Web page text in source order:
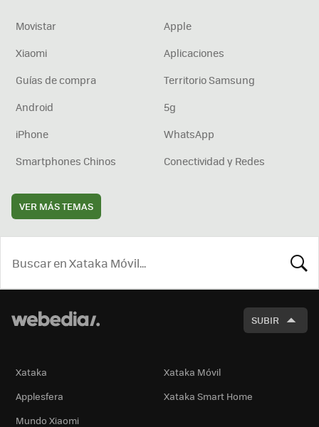
Movistar
Apple
Xiaomi
Aplicaciones
Guías de compra
Territorio Samsung
Android
5g
iPhone
WhatsApp
Smartphones Chinos
Conectividad y Redes
VER MÁS TEMAS
SUBIR
Xataka
Xataka Móvil
Applesfera
Xataka Smart Home
Mundo Xiaomi